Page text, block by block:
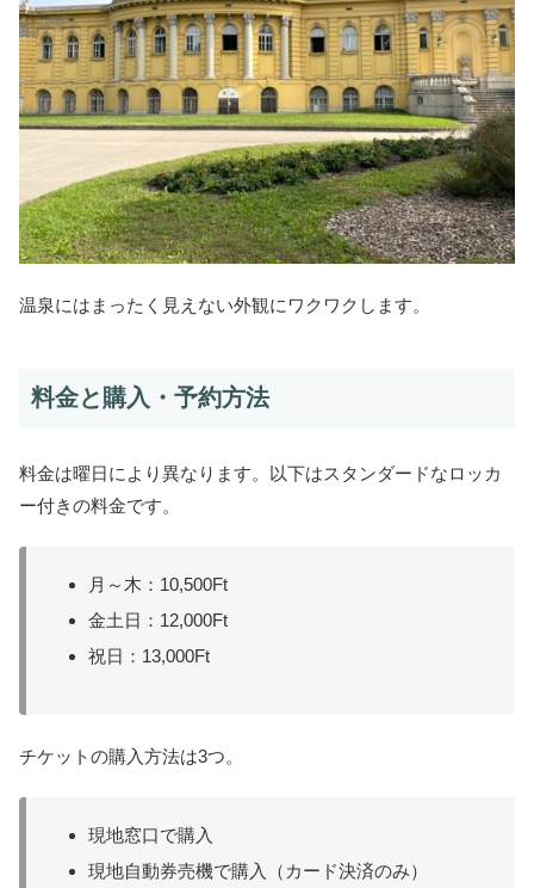
温泉にはまったく見えない外観にワクワクします。
料金と購入・予約方法
料金は曜日により異なります。以下はスタンダードなロッカ
ー付きの料金です。
月～木：10,500Ft
金土日：12,000Ft
祝日：13,000Ft
チケットの購入方法は3つ。
現地窓口で購入
現地自動券売機で購入（カード決済のみ）